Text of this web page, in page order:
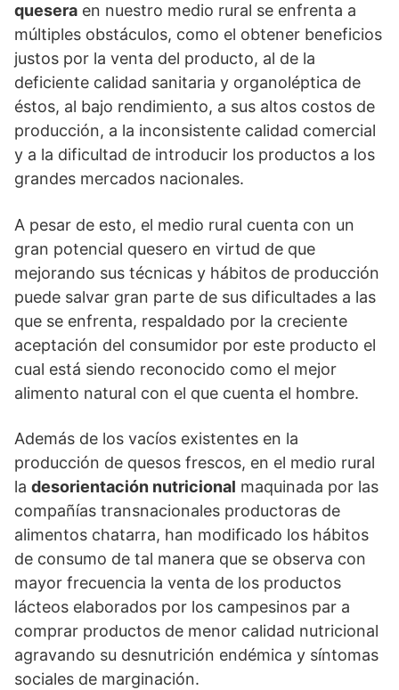
quesera en nuestro medio rural se enfrenta a
múltiples obstáculos, como el obtener beneficios
justos por la venta del producto, al de la
deficiente calidad sanitaria y organoléptica de
éstos, al bajo rendimiento, a sus altos costos de
producción, a la inconsistente calidad comercial
y a la dificultad de introducir los productos a los
grandes mercados nacionales.
A pesar de esto, el medio rural cuenta con un
gran potencial quesero en virtud de que
mejorando sus técnicas y hábitos de producción
puede salvar gran parte de sus dificultades a las
que se enfrenta, respaldado por la creciente
aceptación del consumidor por este producto el
cual está siendo reconocido como el mejor
alimento natural con el que cuenta el hombre.
Además de los vacíos existentes en la
producción de quesos frescos, en el medio rural
la desorientación nutricional maquinada por las
compañías transnacionales productoras de
alimentos chatarra, han modificado los hábitos
de consumo de tal manera que se observa con
mayor frecuencia la venta de los productos
lácteos elaborados por los campesinos par a
comprar productos de menor calidad nutricional
agravando su desnutrición endémica y síntomas
sociales de marginación.